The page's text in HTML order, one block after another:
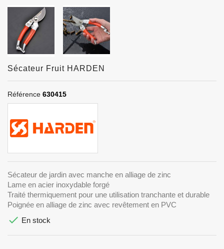
Sécateur Fruit HARDEN
Référence 630415
Sécateur de jardin avec manche en alliage de zinc
Lame en acier inoxydable forgé
Traité thermiquement pour une utilisation tranchante et durable
Poignée en alliage de zinc avec revêtement en PVC
 En stock